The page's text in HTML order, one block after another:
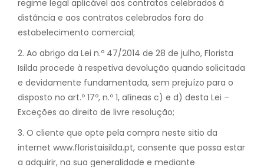
regime legal aplicável aos contratos celebrados à
distância e aos contratos celebrados fora do
estabelecimento comercial;
2. Ao abrigo da Lei n.º 47/2014 de 28 de julho, Florista
Isilda procede à respetiva devolução quando solicitada
e devidamente fundamentada, sem prejuízo para o
disposto no art.º 17º, n.º 1, alíneas c) e d) desta Lei –
Exceções ao direito de livre resolução;
3. O cliente que opte pela compra neste sitio da
internet www.floristaisilda.pt, consente que possa estar
a adquirir, na sua generalidade e mediante